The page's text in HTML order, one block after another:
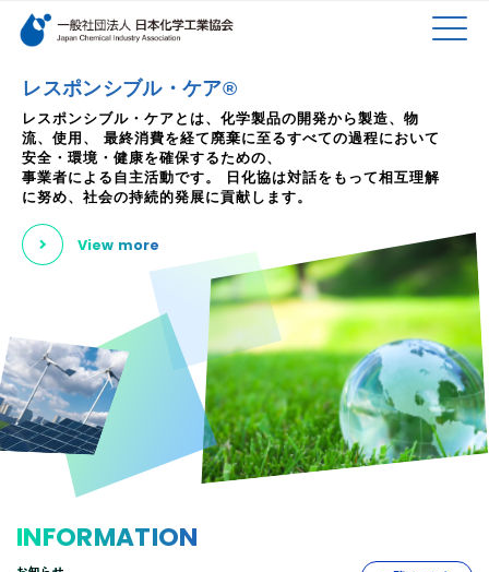
検索キーワード
レスポンシブル・ケア®
レスポンシブル・ケアとは、化学製品の開発から製造、物
流、使用、
最終消費を経て廃棄に至るすべての過程において
安全・環境・健康を確保するための、
事業者による自主活動です。
日化協は対話をもって相互理解
に努め、社会の持続的発展に貢献します。
View more
INFORMATION